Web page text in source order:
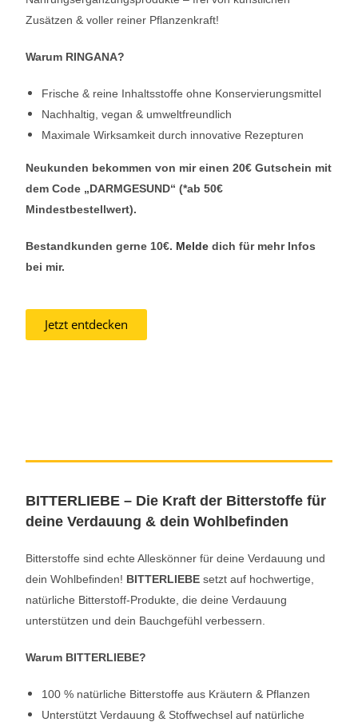
Zusätzen & voller reiner Pflanzenkraft!
Warum RINGANA?
Frische & reine Inhaltsstoffe ohne Konservierungsmittel
Nachhaltig, vegan & umweltfreundlich
Maximale Wirksamkeit durch innovative Rezepturen
Neukunden bekommen von mir einen 20€ Gutschein mit
dem Code „DARMGESUND“ (*ab 50€
Mindestbestellwert).
Bestandkunden gerne 10€. Melde dich für mehr Infos
bei mir.
Jetzt entdecken
BITTERLIEBE – Die Kraft der Bitterstoffe für
deine Verdauung & dein Wohlbefinden
Bitterstoffe sind echte Alleskönner für deine Verdauung und
dein Wohlbefinden! BITTERLIEBE setzt auf hochwertige,
natürliche Bitterstoff-Produkte, die deine Verdauung
unterstützen und dein Bauchgefühl verbessern.
Warum BITTERLIEBE?
100 % natürliche Bitterstoffe aus Kräutern & Pflanzen
Unterstützt Verdauung & Stoffwechsel auf natürliche